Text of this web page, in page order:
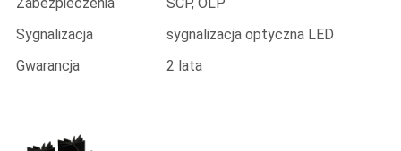
Sygnalizacja
sygnalizacja optyczna LED
Gwarancja
2 lata